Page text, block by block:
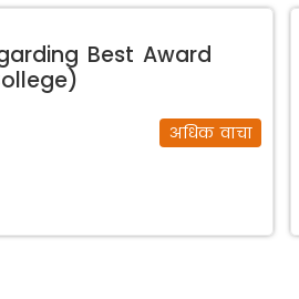
Best Award
अधिक वाचा